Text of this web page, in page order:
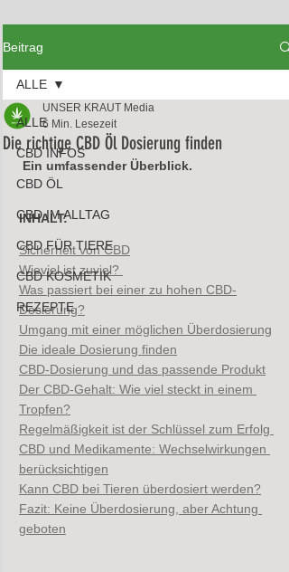
Beitrag
ALLE
CBD INFOS
CBD ÖL
CBD IM ALLTAG
CBD FÜR TIERE
CBD KOSMETIK
REZEPTE
ALLE
Die richtige CBD Öl Dosierung finden
UNSER KRAUT Media
6 Min. Lesezeit
Ein umfassender Überblick.
INHALT:
Sicherheit von CBD
Wieviel ist zuviel?
Was passiert bei einer zu hohen CBD-
Dosierung?
Umgang mit einer möglichen Überdosierung
Die ideale Dosierung finden
CBD-Dosierung und das passende Produkt
Der CBD-Gehalt: Wie viel steckt in einem
Tropfen?
Regelmäßigkeit ist der Schlüssel zum Erfolg
CBD und Medikamente: Wechselwirkungen
berücksichtigen
Kann CBD bei Tieren überdosiert werden?
Fazit: Keine Überdosierung, aber Achtung
geboten